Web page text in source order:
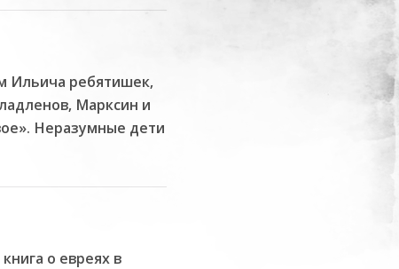
Ильича ребятишек,
Марксин и
Неразумные дети
о евреях в